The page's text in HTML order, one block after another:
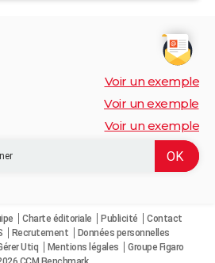
Voir un exemple
Voir un exemple
Voir un exemple
Charte éditoriale Publicité
Contact
Recrutement
Données personnelles
Utiq Mentions légales
Groupe Figaro